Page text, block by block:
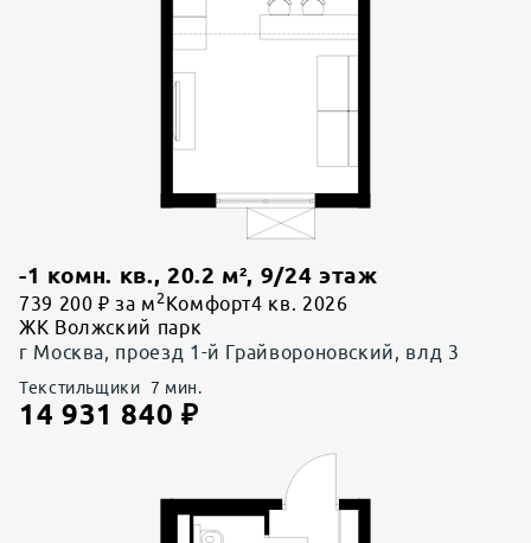
-1 комн. кв., 20.2 м², 9/24 этаж
739 200 ₽ за м 2 Комфорт4 кв. 2026
ЖК Волжский парк
г Москва, проезд 1-й Грайвороновский, влд 3
Текстильщики 7 мин.
14 931 840 ₽